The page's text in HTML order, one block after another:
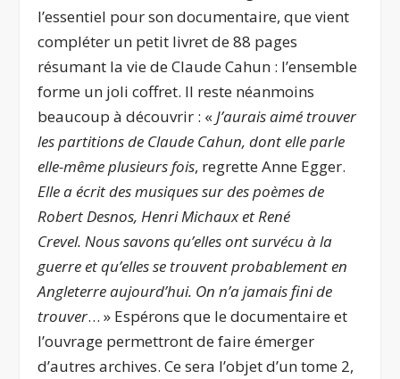
l’essentiel pour son documentaire, que vient
compléter un petit livret de 88 pages
résumant la vie de Claude Cahun : l’ensemble
forme un joli coffret. Il reste néanmoins
beaucoup à découvrir : «J’aurais aimé trouver
les partitions de Claude Cahun, dont elle parle
elle-même plusieurs fois, regrette Anne Egger.
Elle a écrit des musiques sur des poèmes de
Robert Desnos, Henri Michaux et René
Crevel. Nous savons qu’elles ont survécu à la
guerre et qu’elles se trouvent probablement en
Angleterre aujourd’hui. On n’a jamais fini de
trouver… » Espérons que le documentaire et
l’ouvrage permettront de faire émerger
d’autres archives. Ce sera l’objet d’un tome 2,